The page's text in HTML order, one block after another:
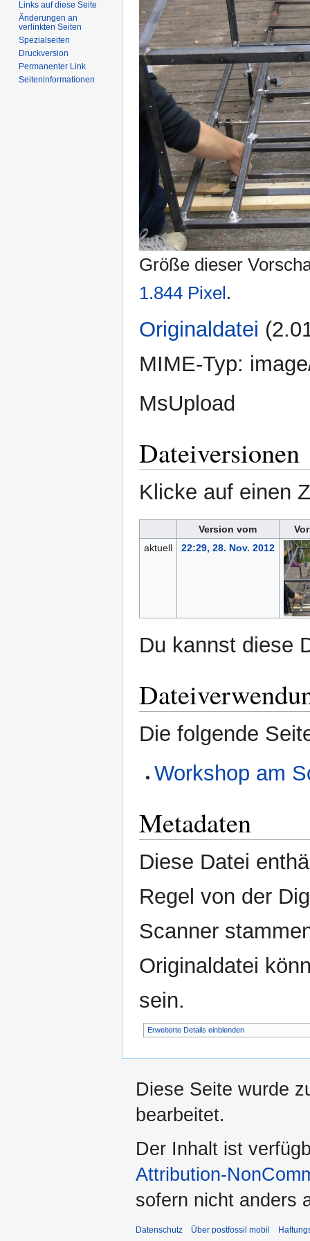
Größe dieser
1.844 Pixel.
Originaldatei
MIME-Typ:
MsUpload
Dateiversionen
Klicke auf einen
Version vom
aktuell
22:29, 28. Nov. 2012
Du kannst diese
Die folgende
Workshop am
Metadaten
Diese Datei
Regel von der
Scanner
Originaldatei
sein.
Erweiterte Details einblenden
Links auf diese Seite
Änderungen an
verlinkten Seiten
Spezialseiten
Druckversion
Permanenter Link
Seiten­informationen
Diese Seite wurde
bearbeitet.
Der Inhalt ist
Attribution-
sofern nicht anders
Datenschutz Über postfossil mobil